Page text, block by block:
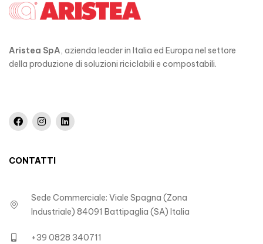
Aristea SpA, azienda leader in Italia ed Europa nel settore
della produzione di soluzioni riciclabili e compostabili.
CONTATTI
Sede Commerciale: Viale Spagna (Zona
Industriale) 84091 Battipaglia (SA) Italia
+39 0828 340711